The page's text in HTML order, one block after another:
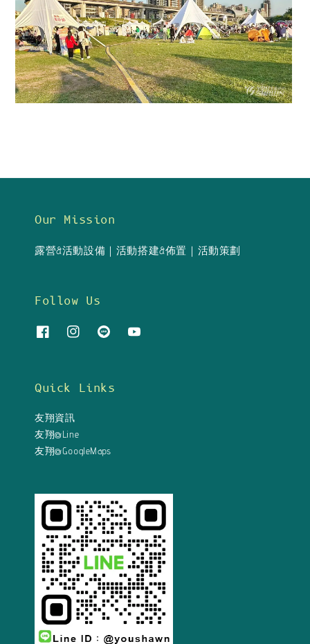
Our Mission
露營&活動設備｜活動搭建&佈置｜活動策劃
Follow Us
Quick Links
友翔資訊
友翔@Line
友翔@GoogleMaps